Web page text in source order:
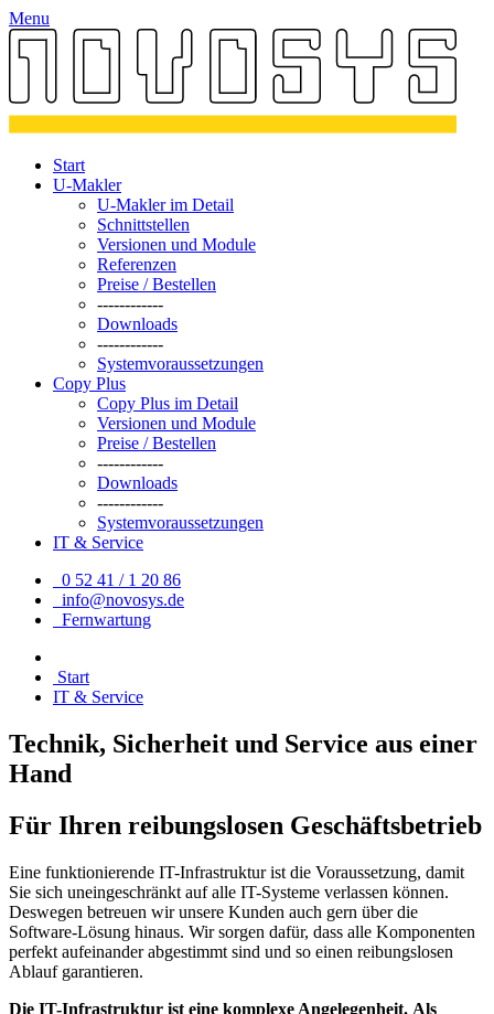
Menu
Start
U-Makler
U-Makler im Detail
Schnittstellen
Versionen und Module
Referenzen
Preise / Bestellen
------------
Downloads
------------
Systemvoraussetzungen
Copy Plus
Copy Plus im Detail
Versionen und Module
Preise / Bestellen
------------
Downloads
------------
Systemvoraussetzungen
IT & Service
0 52 41 / 1 20 86
info@novosys.de
Fernwartung
Start
IT & Service
Technik, Sicherheit und Service aus einer
Hand
Für Ihren reibungslosen Geschäftsbetrieb
Eine funktionierende IT-Infrastruktur ist die Voraussetzung, damit
Sie sich uneingeschränkt auf alle IT-Systeme verlassen können.
Deswegen betreuen wir unsere Kunden auch gern über die
Software-Lösung hinaus. Wir sorgen dafür, dass alle Komponenten
perfekt aufeinander abgestimmt sind und so einen reibungslosen
Ablauf garantieren.
Die IT-Infrastruktur ist eine komplexe Angelegenheit. Als